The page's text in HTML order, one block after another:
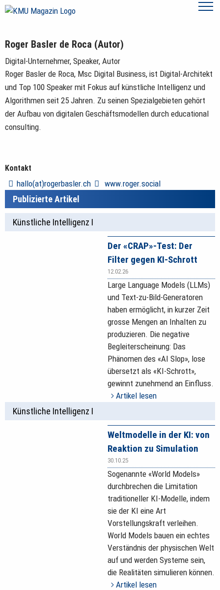
Roger Basler de Roca (Autor)
Digital-Unternehmer, Speaker, Autor
Roger Basler de Roca, Msc Digital Business, ist Digital-­Architekt
und Top 100 Speaker mit Fokus auf künstliche Intelligenz und
Algorithmen seit 25 Jahren. Zu seinen Spezialgebieten gehört
der Aufbau von digitalen Geschäftsmodellen durch educational
consulting.
Kontakt
hallo(at)rogerbasler.ch www.roger.social
Publizierte Artikel
Künstliche Intelligenz I
Der «CRAP»-Test: Der
Filter gegen KI-Schrott
12.02.26
Large Language Models (LLMs)
und Text-zu-Bild-Generatoren
haben ermöglicht, in kurzer Zeit
grosse Mengen an Inhalten zu
produzieren. Die negative
Begleiterscheinung: Das
Phänomen des «AI Slop», lose
übersetzt als «KI-Schrott»,
gewinnt zunehmend an Einfluss.
Artikel lesen
Künstliche Intelligenz I
Weltmodelle in der KI: von
Reaktion zu Simulation
30.10.25
Sogenannte «World Models»
durchbrechen die Limitation
traditioneller KI-Modelle, indem
sie der KI eine Art
Vorstellungskraft verleihen.
World Models bauen ein echtes
Verständnis der physischen Welt
auf und werden Systeme sein,
die Realitäten simulieren können.
Artikel lesen